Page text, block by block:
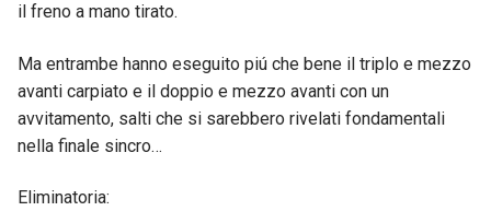
il freno a mano tirato.
Ma entrambe hanno eseguito piú che bene il triplo e mezzo
avanti carpiato e il doppio e mezzo avanti con un
avvitamento, salti che si sarebbero rivelati fondamentali
nella finale sincro…
Eliminatoria: